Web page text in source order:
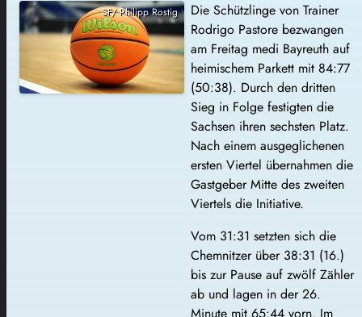
SF/ Philipp Rostig
Die Schützlinge von Trainer
Rodrigo Pastore bezwangen
am Freitag medi Bayreuth auf
heimischem Parkett mit 84:77
(50:38). Durch den dritten
Sieg in Folge festigten die
Sachsen ihren sechsten Platz.
Nach einem ausgeglichenen
ersten Viertel übernahmen die
Gastgeber Mitte des zweiten
Viertels die Initiative.
Vom 31:31 setzten sich die
Chemnitzer über 38:31 (16.)
bis zur Pause auf zwölf Zähler
ab und lagen in der 26.